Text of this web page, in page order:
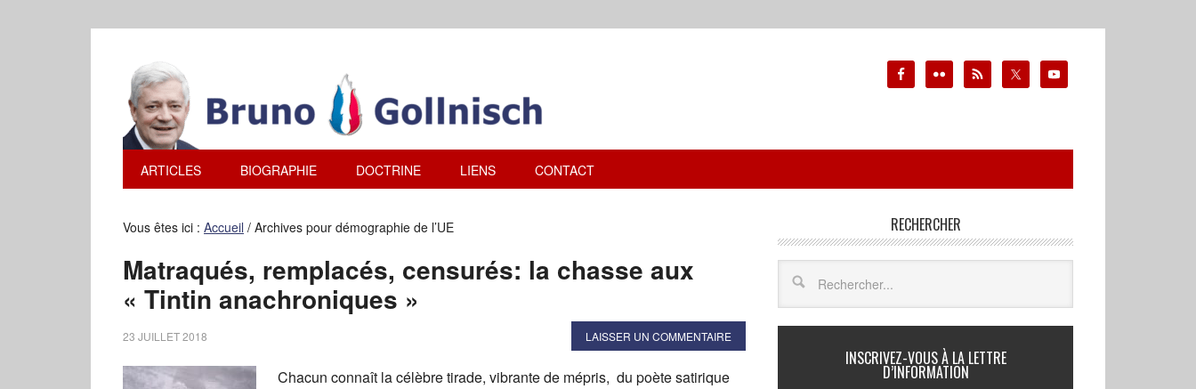
ARTICLES BIOGRAPHIE DOCTRINE LIENS CONTACT
Vous êtes ici : Accueil / Archives pour démographie de l’UE
Matraqués, remplacés, censurés: la chasse aux
« Tintin anachroniques »
23 JUILLET 2018 LAISSER UN COMMENTAIRE
Chacun connaît la célèbre tirade, vibrante de mépris, du poète satirique
RECHERCHER
INSCRIVEZ-VOUS À LA LETTRE
D’INFORMATION